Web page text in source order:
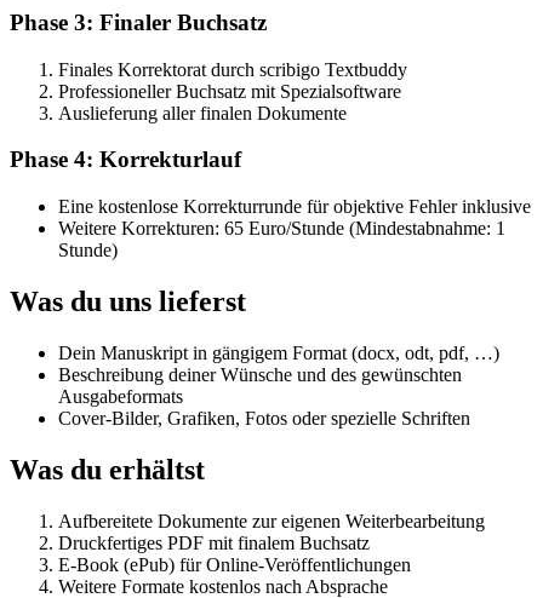
Phase 3: Finaler Buchsatz
Finales Korrektorat durch scribigo Textbuddy
Professioneller Buchsatz mit Spezialsoftware
Auslieferung aller finalen Dokumente
Phase 4: Korrekturlauf
Eine kostenlose Korrekturrunde für objektive Fehler inklusive
Weitere Korrekturen: 65 Euro/Stunde (Mindestabnahme: 1
Stunde)
Was du uns lieferst
Dein Manuskript in gängigem Format (docx, odt, pdf, …)
Beschreibung deiner Wünsche und des gewünschten
Ausgabeformats
Cover-Bilder, Grafiken, Fotos oder spezielle Schriften
Was du erhältst
Aufbereitete Dokumente zur eigenen Weiterbearbeitung
Druckfertiges PDF mit finalem Buchsatz
E-Book (ePub) für Online-Veröffentlichungen
Weitere Formate kostenlos nach Absprache